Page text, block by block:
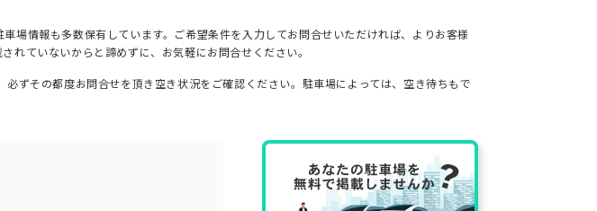
場情報も多数保有しています。ご希望条件を入力してお問合せいただければ、よりお客様
れていないからと諦めずに、お気軽にお問合せください。
ずその都度お問合せを頂き空き状況をご確認ください。駐車場によっては、空き待ちもで